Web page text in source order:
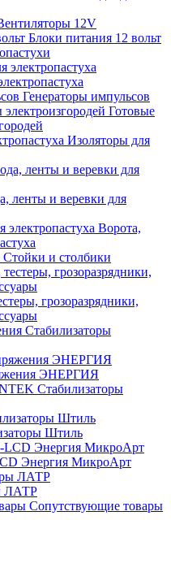
12V
Блоки питания 12 вольт
Генераторы импульсов
Готовые
Изоляторы для
ленты и веревки для
Ворота,
Стойки и столбики
грозоразрядники,
Стабилизаторы
ЭНЕРГИЯ
Стабилизаторы
Штиль
Энepгия МикроАрт
ЛАТР
Сопутствующие товары